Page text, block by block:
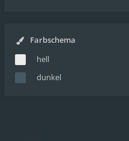
Farbschema
hell
dunkel